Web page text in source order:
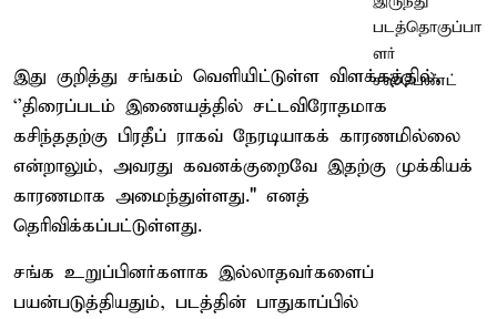
இது குறித்து சங்கம் வெளியிட்டுள்ள விளக்கத்தில்,
‘’திரைப்படம் இணையத்தில் சட்டவிரோதமாக
கசிந்ததற்கு பிரதீப் ராகவ் நேரடியாகக் காரணமில்லை
என்றாலும், அவரது கவனக்குறைவே இதற்கு முக்கியக்
காரணமாக அமைந்துள்ளது." எனத்
தெரிவிக்கப்பட்டுள்ளது.
சங்க உறுப்பினர்களாக இல்லாதவர்களைப்
பயன்படுத்தியதும், படத்தின் பாதுகாப்பில்